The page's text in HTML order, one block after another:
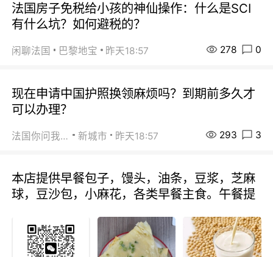
法国房子免税给小孩的神仙操作：什么是SCI
有什么坑？如何避税的？
闲聊法国 巴黎地宝 昨天18:57 278 0
现在申请中国护照换领麻烦吗？到期前多久才
可以办理？
法国你问我答 新城市 昨天18:57 293 3
本店提供早餐包子，馒头，油条，豆浆，芝麻
球，豆沙包，小麻花，各类早餐主食。午餐提